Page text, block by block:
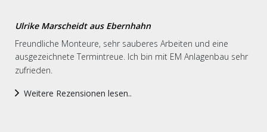
Ulrike Marscheidt aus Ebernhahn
Freundliche Monteure, sehr sauberes Arbeiten und eine
ausgezeichnete Termintreue. Ich bin mit EM Anlagenbau sehr
zufrieden.
Weitere Rezensionen lesen..